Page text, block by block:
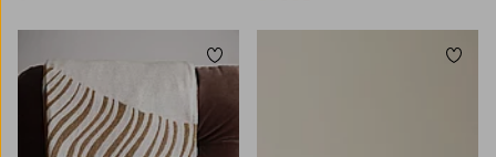
2 farger 6 farger
Legg til favoritter Legg